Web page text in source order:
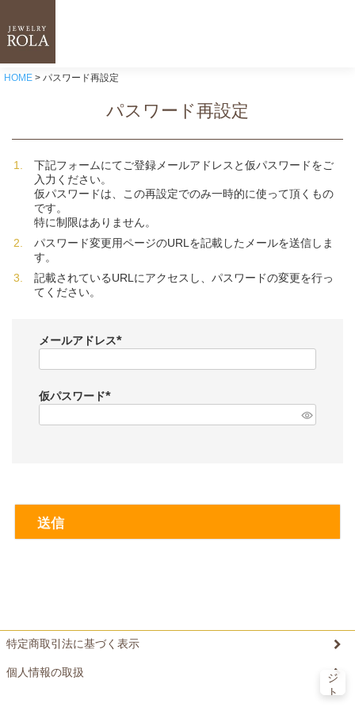
HOME パスワード再設定
パスワード再設定
下記フォームにてご登録メールアドレスと仮パスワードをご
入力ください。
仮パスワードは、この再設定でのみ一時的に使って頂くもの
です。
特に制限はありません。
パスワード変更用ページのURLを記載したメールを送信しま
す。
記載されているURLにアクセスし、パスワードの変更を行っ
てください。
メールアドレス
必
仮パスワード
必
送信
ペ
ジ
ト
特定商取引法に基づく表示
個人情報の取扱